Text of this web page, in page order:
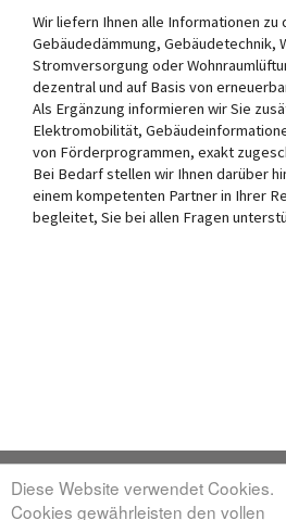
Diese Website verwendet Cookies.
Cookies gewährleisten den vollen
Wir liefern Ihnen alle Informationen zu
Gebäudedämmung, Gebäudetechnik,
Stromversorgung oder
dezentral und auf Basis von
Als Ergänzung informieren wir Sie
Elektromobilität,
von Förderprogrammen, exakt
Bei Bedarf stellen wir Ihnen darüber
einem kompetenten Partner in Ihrer
begleitet, Sie bei allen Fragen